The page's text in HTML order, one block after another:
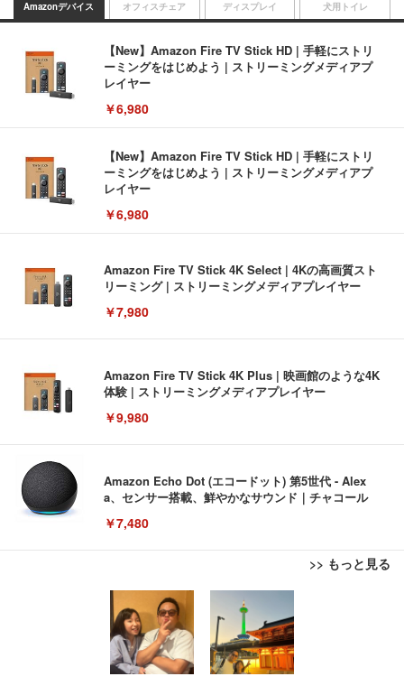
Amazonデバイス
【New】Amazon Fire TV Stick HD | 手軽にストリ
ーミングをはじめよう | ストリーミングメディアプ
レイヤー
￥6,980
【New】Amazon Fire TV Stick HD | 手軽にストリ
ーミングをはじめよう | ストリーミングメディアプ
レイヤー
￥6,980
Amazon Fire TV Stick 4K Select | 4Kの高画質スト
リーミング | ストリーミングメディアプレイヤー
￥7,980
Amazon Fire TV Stick 4K Plus | 映画館のような4K
体験 | ストリーミングメディアプレイヤー
￥9,980
Amazon Echo Dot (エコードット) 第5世代 - Alex
a、センサー搭載、鮮やかなサウンド｜チャコール
￥7,480
>> もっと見る
オフィスチェア
[EdoErgo] オフィスチェア 椅子 テレワーク 疲れな
い 跳ね上げ式アームレスト コンパクト 約105度ロッ
キング pc 事務椅子 360度回転 座面昇降 強化ナイロ
ン樹脂ベース 通気性メッシュ 在宅ワーク H-WY01
(黒網+黒枠+黒足)
￥5,699
ディスプレイ
EIZO ビジネス向けプレミアムモニター | FlexScan
EV3240X-WT | 31.5型4K UHD・USB Type-C・ホワ
イト
￥105,595
犬用トイレ
Amazonベーシック ペットシーツ 薄型 レギュラー 1
回使い捨て 無香料 ホワイト 300枚
￥3,373